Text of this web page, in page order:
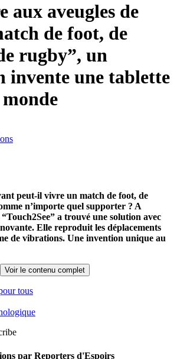
aux aveugles de
de foot, de
rugby”, un
invente une tablette
peut-il vivre un match de foot, de
n’importe quel supporter ? A
a trouvé une solution avec
Elle reproduit les déplacements
de vibrations. Une invention unique au
Voir le contenu complet
tous
par Reporters d'Espoirs